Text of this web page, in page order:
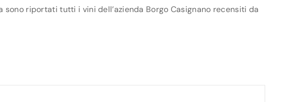
riportati tutti i vini dell’azienda Borgo Casignano recensiti da